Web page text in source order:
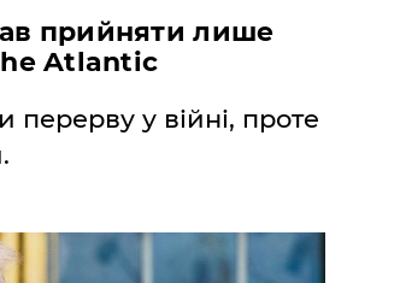
прийняти лише
Atlantic
перерву у війні, проте